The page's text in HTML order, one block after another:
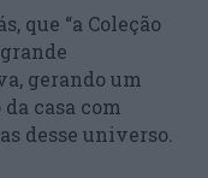
que “a Coleção
gerando um
casa com
desse universo.